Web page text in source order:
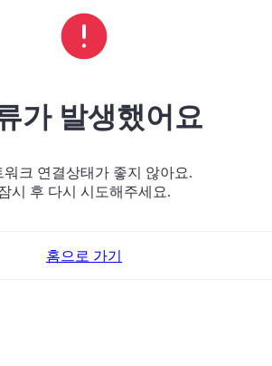
가 발생했어요
워크 연결상태가 좋지 않아요.
시 후 다시 시도해주세요.
홈으로 가기